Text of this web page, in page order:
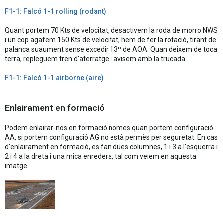
F1-1: Falcó 1-1 rolling (rodant)
Quant portem 70 Kts de velocitat, desactivem la roda de morro NWS
i un cop agafem 150 Kts de velocitat, hem de fer la rotació, tirant de
palanca suaument sense excedir 13º de AOA. Quan deixem de toca
terra, repleguem tren d'aterratge i avisem amb la trucada.
F1-1: Falcó 1-1 airborne (aire)
Enlairament en formació
Podem enlairar-nos en formació nomes quan portem configuració
AA, si portem configuració AG no està permès per seguretat. En cas
d'enlairament en formació, es fan dues columnes, 1 i 3 a l'esquerra i
2 i 4 a la dreta i una mica enredera, tal com veiem en aquesta
imatge.